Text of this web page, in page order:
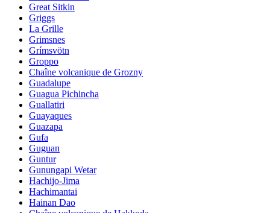
Great Sitkin
Griggs
La Grille
Grimsnes
Grímsvötn
Groppo
Chaîne volcanique de Grozny
Guadalupe
Guagua Pichincha
Guallatiri
Guayaques
Guazapa
Gufa
Guguan
Guntur
Gunungapi Wetar
Hachijo-Jima
Hachimantai
Hainan Dao